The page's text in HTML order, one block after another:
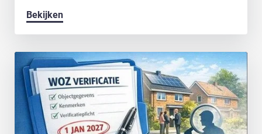
Bekijken